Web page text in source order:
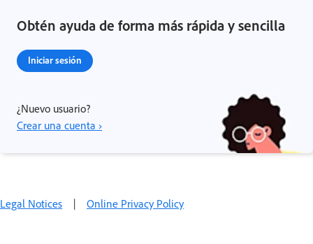
Obtén ayuda de forma más rápida y sencilla
Iniciar sesión
¿Nuevo usuario?
Crear una cuenta ›
Legal Notices | Online Privacy Policy